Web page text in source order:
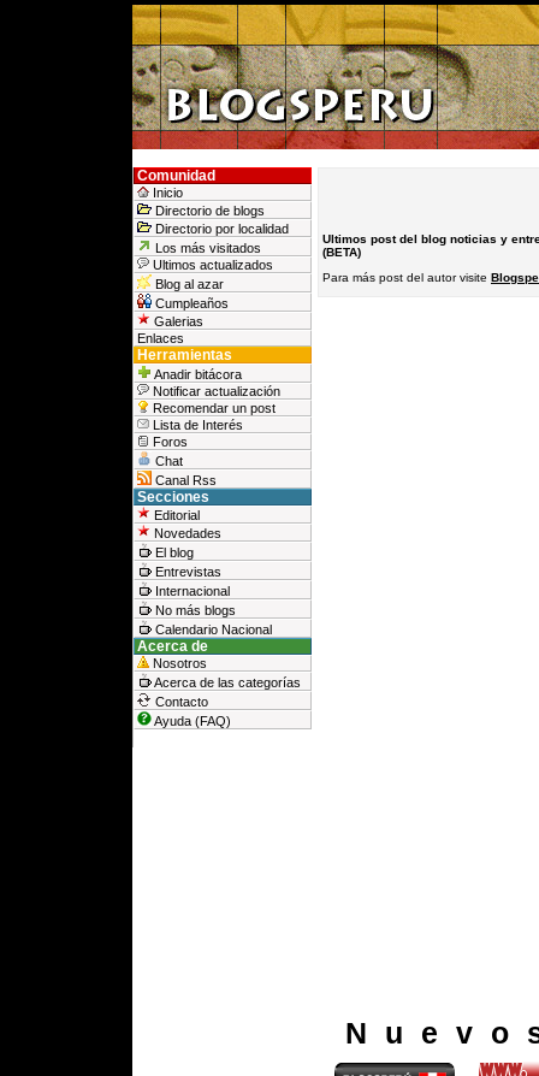
Comunidad
Inicio
Directorio de blogs
Directorio por localidad
Los más visitados
Ultimos actualizados
Blog al azar
Cumpleaños
Galerias
Enlaces
Herramientas
Anadir bitácora
Notificar actualización
Recomendar un post
Lista de Interés
Foros
Chat
Canal Rss
Secciones
Editorial
Novedades
El blog
Entrevistas
Internacional
No más blogs
Calendario Nacional
Acerca de
Nosotros
Acerca de las categorías
Contacto
Ayuda (FAQ)
Ultimos post del blog noticias y
(BETA)
Para más post del autor visite